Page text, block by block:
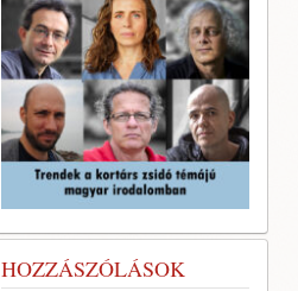
HOZZÁSZÓLÁSOK